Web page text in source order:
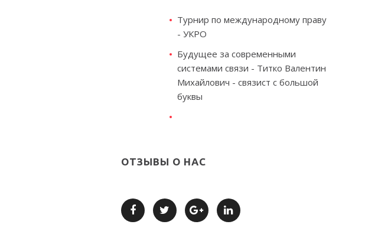
Турнир по международному праву
- УКРО
Будущее за современными
системами связи - Титко Валентин
Михайлович - связист с большой
буквы
ОТЗЫВЫ О НАС